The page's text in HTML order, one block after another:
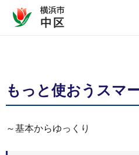
もっと使おうスマ
～基本からゆっくり